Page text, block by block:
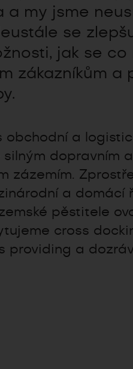
a my jsme
se
jak se co
zákazníkům a
obchodní a
dopravním a
zázemím.
a domácí
pěstitele
cross
providing a